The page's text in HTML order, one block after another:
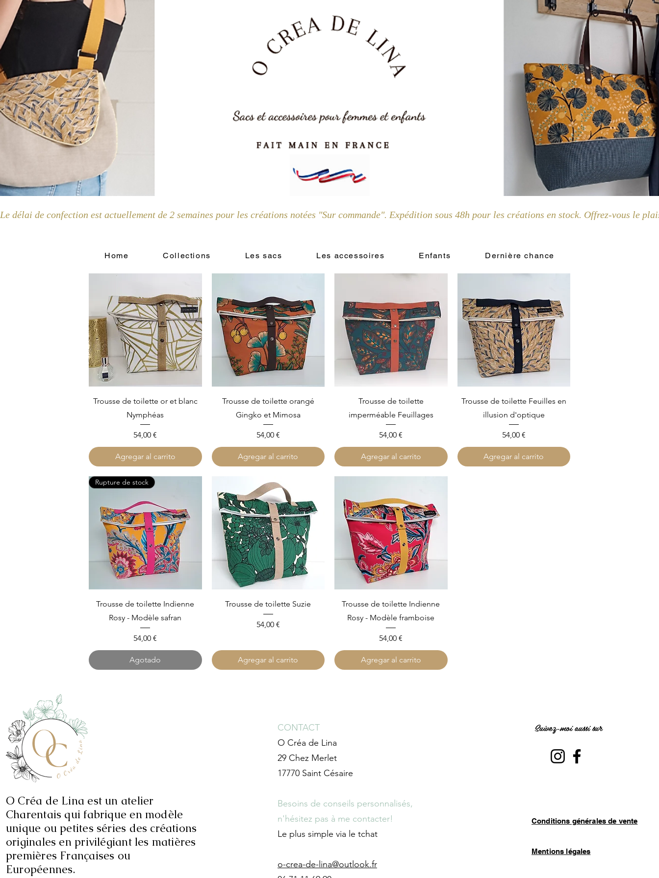
Le délai de confection est actuellement de 2 semaines pour les créations notées "Sur commande". Expédition sous 48h pour les créations en stock. Offrez-vous le
Vista rápida
Trousse de toilette or et blanc
Nymphéas
Precio
54,00 €
Agregar al carrito
Vista rápida
Trousse de toilette orangé
Gingko et Mimosa
Precio
54,00 €
Agregar al carrito
Vista rápida
Trousse de toilette
imperméable Feuillages
Precio
54,00 €
Agregar al carrito
Vista rápida
Trousse de toilette Feuilles en
illusion d'optique
Precio
54,00 €
Agregar al carrito
Vista rápida
Rupture de stock
Trousse de toilette Indienne
Rosy - Modèle safran
Precio
54,00 €
Agotado
Vista rápida
Trousse de toilette Suzie
Precio
54,00 €
Agregar al carrito
Vista rápida
Trousse de toilette Indienne
Rosy - Modèle framboise
Precio
54,00 €
Agregar al carrito
Home Collections Les sacs Les accessoires Enfants Dernière chance
O Créa de Lina est un atelier
Charentais qui fabrique en modèle
unique ou petites séries des créations
originales en privilégiant les matières
premières Françaises ou
Européennes.
CONTACT
O Créa de Lina
29 Chez Merlet
17770 Saint Césaire
Besoins de conseils personnalisés,
n'hésitez pas à me contacter!
Le plus simple via le tchat
o-crea-de-lina@outlook.fr
Suivez-moi aussi sur
Conditions générales de vente
Mentions légales